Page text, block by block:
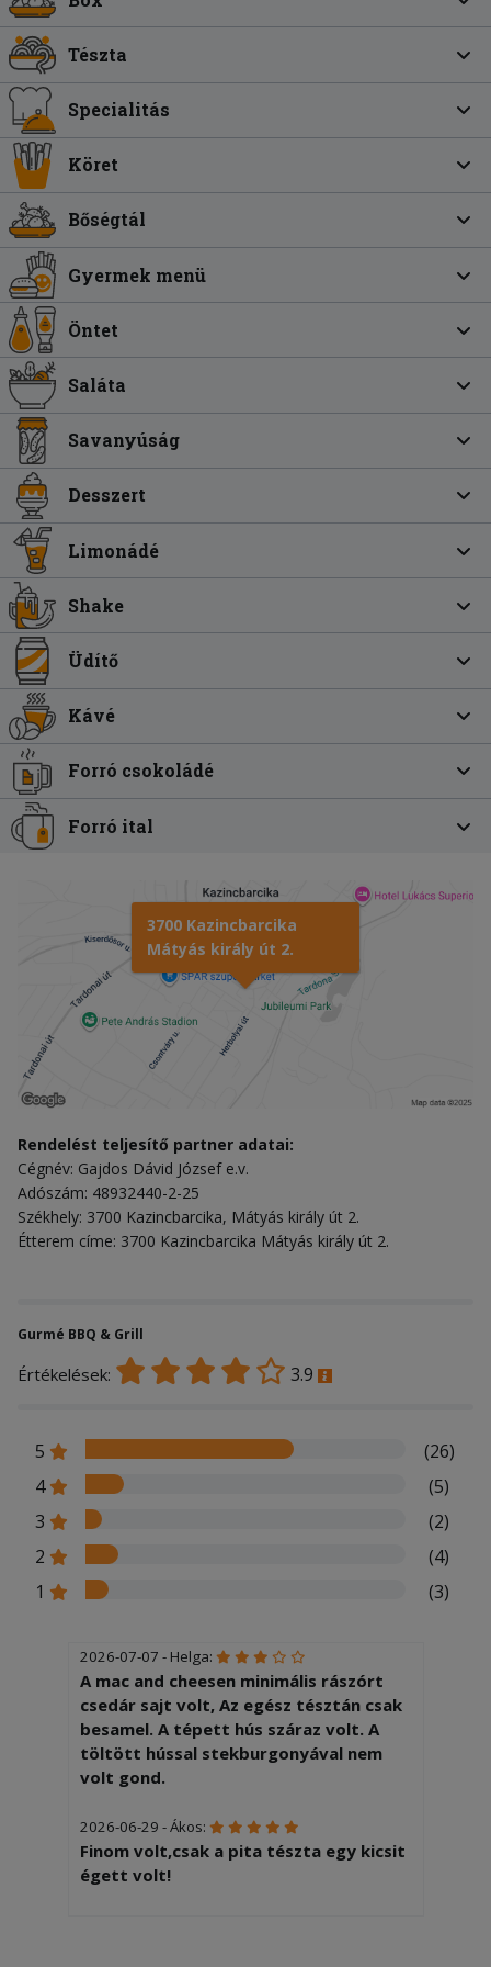
Tészta
Specialitás
Köret
Bőségtál
Gyermek menü
Öntet
Saláta
Savanyúság
Desszert
Limonádé
Shake
Üdítő
Kávé
Forró csokoládé
Forró ital
3700 Kazincbarcika
Mátyás király út 2.
Rendelést teljesítő partner adatai:
Cégnév: Gajdos Dávid József e.v.
Adószám: 48932440-2-25
Székhely: 3700 Kazincbarcika, Mátyás király út 2.
Étterem címe: 3700 Kazincbarcika Mátyás király út 2.
Gurmé BBQ & Grill
Értékelések: 3.9
5
(26)
4
(5)
3
(2)
2
(4)
1
(3)
2026-07-07 - Helga:
A mac and cheesen minimális rászórt
csedár sajt volt, Az egész tésztán csak
besamel. A tépett hús száraz volt. A
töltött hússal stekburgonyával nem
volt gond.
2026-06-29 - Ákos:
Finom volt,csak a pita tészta egy kicsit
égett volt!